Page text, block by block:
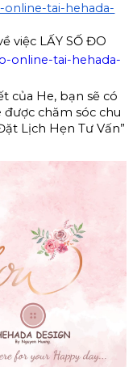
tai-hehada-
việc LẤY SỐ ĐO
online-tai-hehada-
của He, bạn sẽ có
chăm sóc chu
Lịch Hẹn Tư Vấn”